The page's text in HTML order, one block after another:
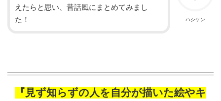
ハシケン
えたらと思い、昔話風にまとめてみまし
た！
『見ず知らずの人を自分が描いた絵やキ